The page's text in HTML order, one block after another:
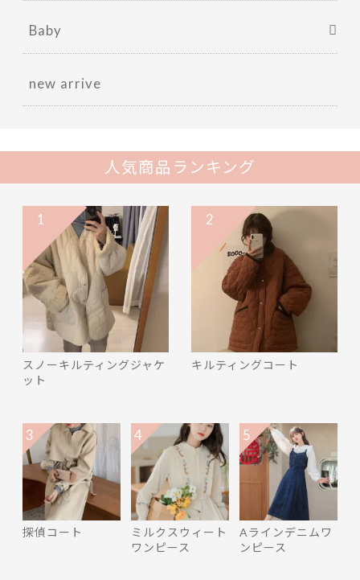
Baby
new arrive
人気商品ランキング
スノーキルティングジャケ
ット
1
キルティングコート
2
探偵コート
3
ミルクスウィート
ワンピース
4
Aラインデニムワ
ンピース
5